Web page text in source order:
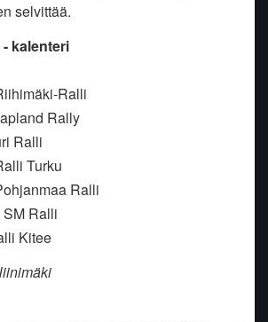
selvittää.
- kalenteri
Ralli
Rally
Ralli
Turku
Ralli
Ralli
Kitee